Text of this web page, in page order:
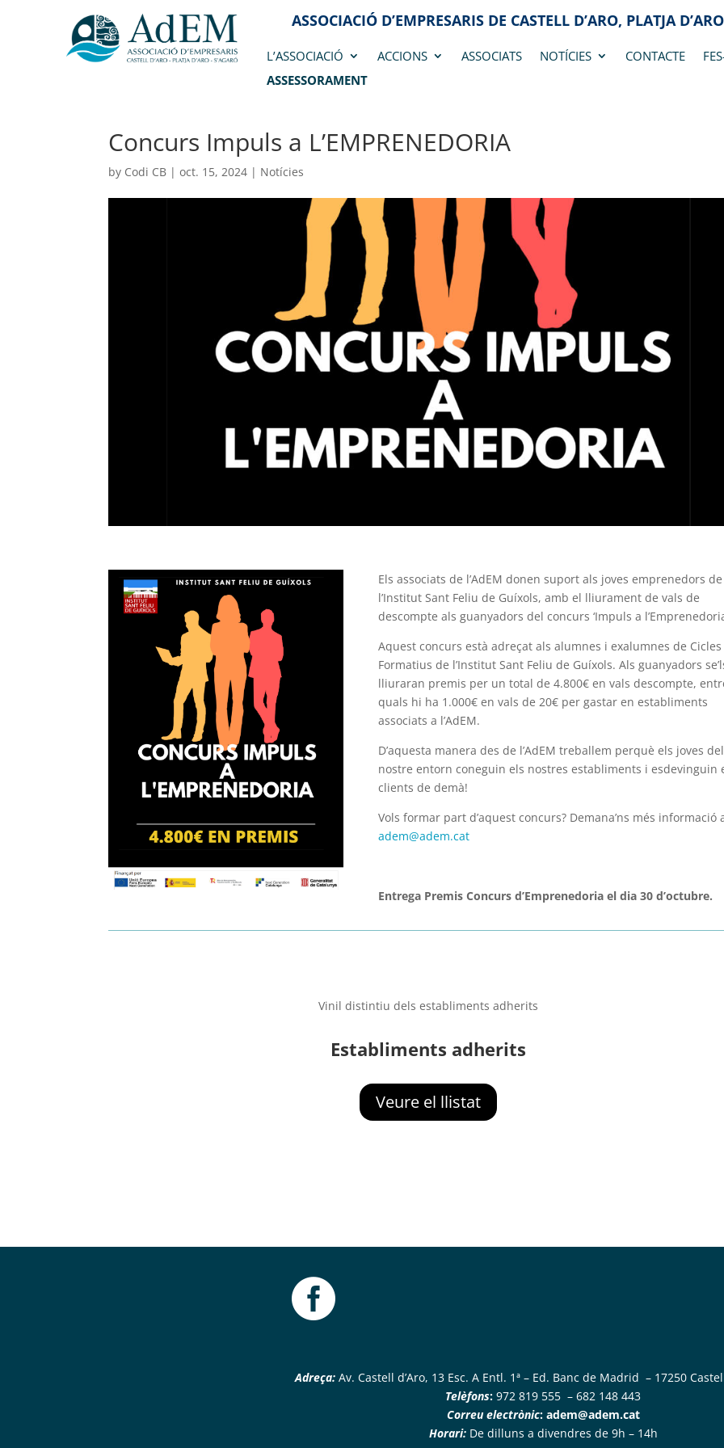
ASSOCIACIÓ D’EMPRESARIS DE CASTELL D’ARO, PLATJA
L’ASSOCIACIÓ ACCIONS ASSOCIATS NOTÍCIES CONTACTE
ASSESSORAMENT
Concurs Impuls a L’EMPRENEDORIA
by Codi CB |oct. 15, 2024 | Notícies
Els associats de l’AdEM donen suport als joves emprenedors de
l’Institut Sant Feliu de Guíxols, amb el lliurament de vals de
descompte als guanyadors del concurs ‘Impuls a
Aquest concurs està adreçat als alumnes i exalumnes de Cicles
Formatius de l’Institut Sant Feliu de Guíxols. Als guanyadors
lliuraran premis per un total de 4.800€ en vals descompte,
quals hi ha 1.000€ en vals de 20€ per gastar en establiments
associats a l’AdEM.
D’aquesta manera des de l’AdEM treballem perquè els joves del
nostre entorn coneguin els nostres establiments i esdevinguin
clients de demà!
Vols formar part d’aquest concurs? Demana’ns més informació
adem@adem.cat
Entrega PremisConcurs d’Emprenedoria el dia30 d’octubre.
Vinil distintiu dels establiments adherits
Establiments adherits
Veure el llistat

Adreça: Av. Castell d’Aro, 13 Esc. A Entl. 1ª – Ed. Banc de Madrid – 17250
Telèfons: 972 819 555 – 682 148 443
Correu electrònic: adem@adem.cat
Horari:De dilluns a divendres de 9h – 14h